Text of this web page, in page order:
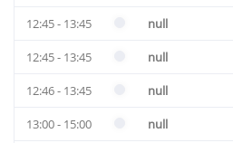
12:45 - 13:45 null
12:45 - 13:45 null
12:46 - 13:45 null
13:00 - 15:00 null